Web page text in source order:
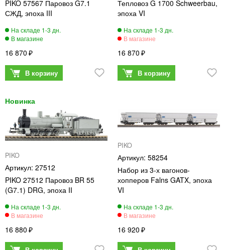
PIKO 57567 Паровоз G7.1
СЖД, эпоха III
16 870
Тепловоз G 1700 Schweerbau,
эпоха VI
16 870
PIKO
27512
PIKO 27512 Паровоз BR 55
(G7.1) DRG, эпоха II
16 880
PIKO
58254
Набор из 3-х вагонов-
хопперов Falns GATX, эпоха
VI
16 920